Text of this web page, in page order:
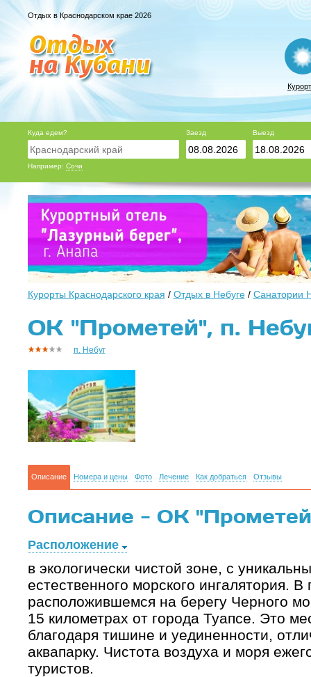
Отдых в Краснодарском крае 2026
Куда едем?
Например: Сочи
Заезд Выезд
Курорты Краснодарского края / Отдых в Небуге/ Санатории
ОК "Прометей", п.
п. Небуг
Описание Номера и цены Фото Лечение Как добраться Отзывы
Описание - ОК
Расположение
в экологически чистой зоне, с
естественного морского ингалятория. В
расположившемся на берегу Черного
15 километрах от города Туапсе. Это
благодаря тишине и уединенности,
аквапарку. Чистота воздуха и моря
туристов.